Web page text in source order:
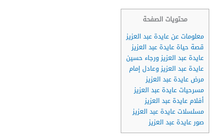
محتويات الصفحة
معلومات عن عايدة عبد العزيز
قصة حياة عايدة عبد العزيز
عايدة عبد العزيز ورجاء حسين
عايدة عبد العزيز وعادل إمام
مرض عايدة عبد العزيز
مسرحيات عايدة عبد العزيز
أفلام عايدة عبد العزيز
مسلسلات عايدة عبد العزيز
صور عايدة عبد العزيز